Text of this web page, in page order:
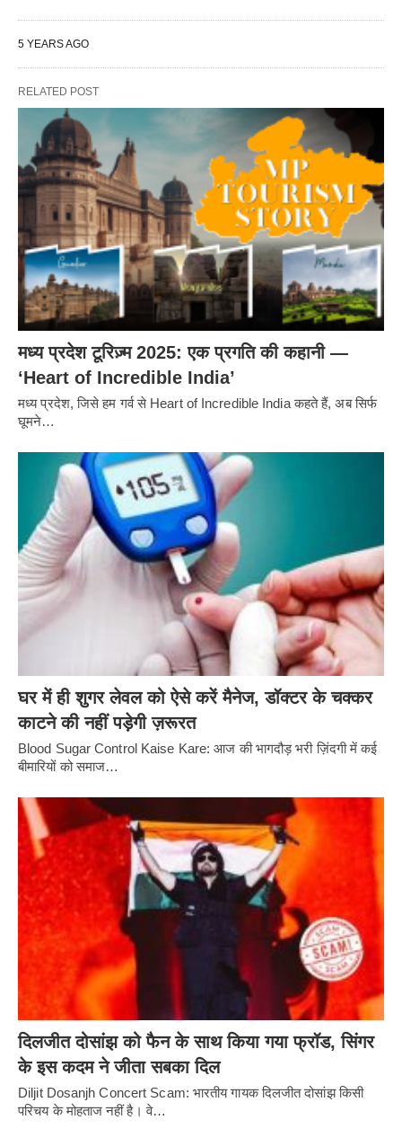
5 YEARS AGO
RELATED POST
मध्य प्रदेश टूरिज़्म 2025: एक प्रगति की कहानी —
‘Heart of Incredible India’
मध्य प्रदेश, जिसे हम गर्व से Heart of Incredible India कहते हैं, अब सिर्फ
घूमने…
घर में ही शुगर लेवल को ऐसे करें मैनेज, डॉक्टर के चक्कर
काटने की नहीं पड़ेगी ज़रूरत
Blood Sugar Control Kaise Kare: आज की भागदौड़ भरी ज़िंदगी में कई
बीमारियों को समाज…
दिलजीत दोसांझ को फैन के साथ किया गया फ्रॉड, सिंगर
के इस कदम ने जीता सबका दिल
Diljit Dosanjh Concert Scam: भारतीय गायक दिलजीत दोसांझ किसी
परिचय के मोहताज नहीं है। वे…